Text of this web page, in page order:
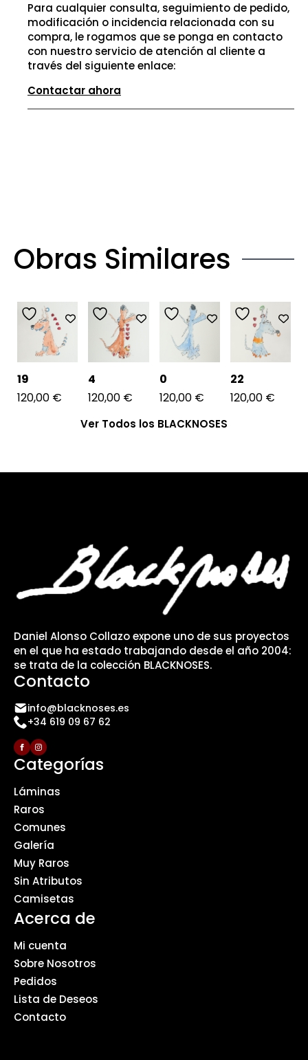
Para cualquier consulta, seguimiento de pedido,
modificación o incidencia relacionada con su
compra, le rogamos que se ponga en contacto
con nuestro servicio de atención al cliente a
través del siguiente enlace:
Contactar ahora
Obras Similares
19
120,00 €
4
120,00 €
0
120,00 €
22
120,00 €
Ver Todos los BLACKNOSES
Daniel Alonso Collazo expone uno de sus proyectos
en el que ha estado trabajando desde el año 2004:
se trata de la colección BLACKNOSES.
Contacto
info@blacknoses.es
+34 619 09 67 62
Categorías
Láminas
Raros
Comunes
Galería
Muy Raros
Sin Atributos
Camisetas
Acerca de
Mi cuenta
Sobre Nosotros
Pedidos
Lista de Deseos
Contacto